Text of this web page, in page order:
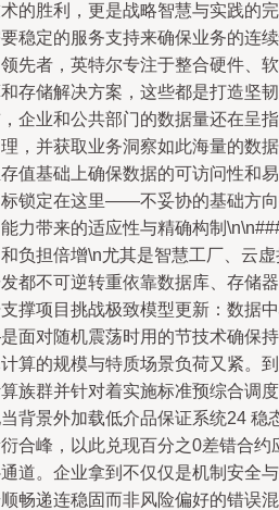
的胜利，更是战略智慧与实践的
稳定的服务支持来确保业务的连
先者，英特尔专注于整合硬件、
存储解决方案，这些都是打造坚
企业和公共部门的数据量还在呈
，并获取业务洞察如此海量的数
值基础上确保数据的可访问性和
锁定在这里——不妥协的基础方
力带来的适应性与精确构制
负担倍增\n尤其是智慧工厂、云
都不可逆转重依靠数据库、存储
撑项目挑战极致模型更新：数据
面对随机震荡时用的节技术确保
算的规模与特质场景负荷又紧。
族群并针对着实施标准预综合调
背景外加载低介品保证系统24 稳
合峰，以此兑现百分之0差错合
道。企业拿到不仅仅是机制安全
畅递连稳固而非风险偏好的错误